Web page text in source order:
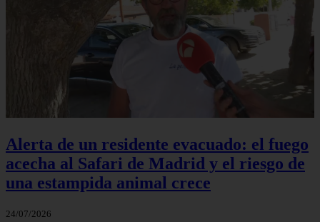
Alerta de un residente evacuado: el fuego
acecha al Safari de Madrid y el riesgo de
una estampida animal crece
24/07/2026